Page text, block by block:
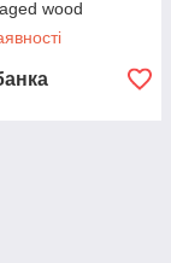
wood